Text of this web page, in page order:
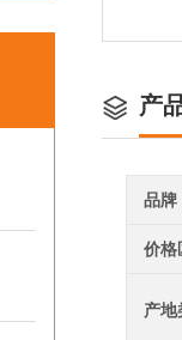
产
品牌
价格
产地